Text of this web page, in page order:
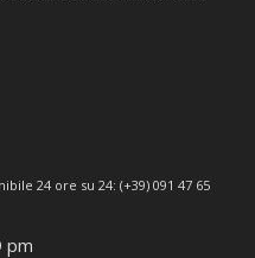
24 ore su 24: (+39) 091 47 65
pm